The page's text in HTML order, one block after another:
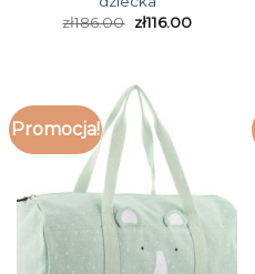
zł186.00 zł116.00
Promocja!